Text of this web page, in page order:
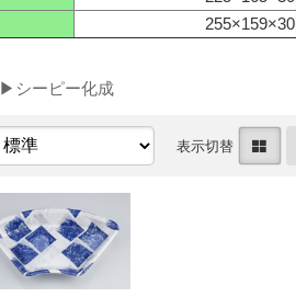
255×159×30
▶シーピー化成
表示切替